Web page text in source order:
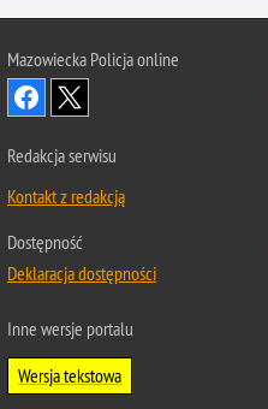
Mazowiecka Policja online
Redakcja serwisu
Kontakt z redakcją
Dostępność
Deklaracja dostępności
Inne wersje portalu
Wersja tekstowa